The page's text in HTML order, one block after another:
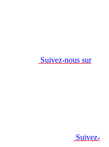
Suivez-nous sur
Suivez-